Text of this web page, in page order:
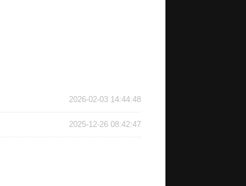
2026-02-03 14:44:48
2025-12-26 08:42:47